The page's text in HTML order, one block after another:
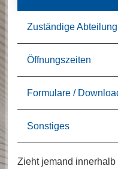
Zuständige Abteilung
Öffnungszeiten
Formulare /
Sonstiges
Zieht jemand